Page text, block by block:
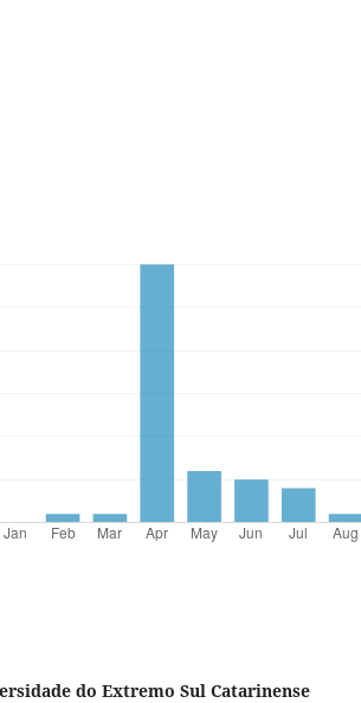
do Extremo Sul Catarinense